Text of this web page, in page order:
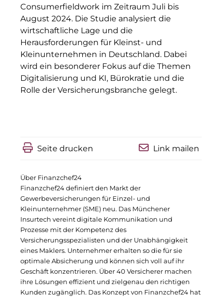
Initiative Central Quartier
KERNenergie
Kollitsch Invest
LNGVTY
Malerei & Auftragsmalerei Nikolaus Kriese
Munich Airport Business Park
National Center for Waste Management
Neuhausen Neudenken
PAULUS Immobiliengruppe
Pembroke
Quartier am Bahnhof Taufkirchen
Consumerfieldwork im Zeitraum Juli bis
August 2024. Die Studie analysiert die
wirtschaftliche Lage und die
Herausforderungen für Kleinst- und
Kleinunternehmen in Deutschland. Dabei
wird ein besonderer Fokus auf die Themen
Digitalisierung und KI, Bürokratie und die
Rolle der Versicherungsbranche gelegt.
Seite drucken Link mailen
Über Finanzchef24
Finanzchef24 definiert den Markt der
Gewerbeversicherungen für Einzel- und
Kleinunternehmer (SME) neu. Das Münchener
Insurtech vereint digitale Kommunikation und
Prozesse mit der Kompetenz des
Versicherungsspezialisten und der Unabhängigkeit
eines Maklers. Unternehmer erhalten so die für sie
optimale Absicherung und können sich voll auf ihr
Geschäft konzentrieren. Über 40 Versicherer machen
ihre Lösungen effizient und zielgenau den richtigen
Kunden zugänglich. Das Konzept von Finanzchef24 hat